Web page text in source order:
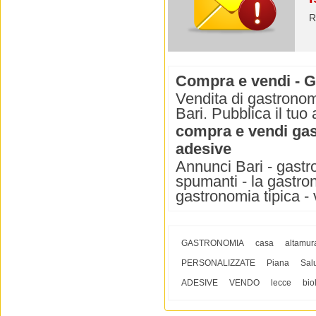
Compra e vendi -
Vendita di
Bari. Pubblica il tuo
compra e vendi
adesive
Annunci Bari -
spumanti - la
gastronomia tipica
GASTRONOMIA casa
PERSONALIZZATE
Piana
ADESIVE
VENDO lecce